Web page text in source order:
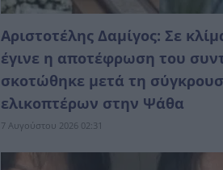
Αριστοτέλης Δαμίγος: Σε
έγινε η αποτέφρωση του
σκοτώθηκε μετά τη
ελικοπτέρων στην Ψάθα
7 Αυγούστου 2026 02:31